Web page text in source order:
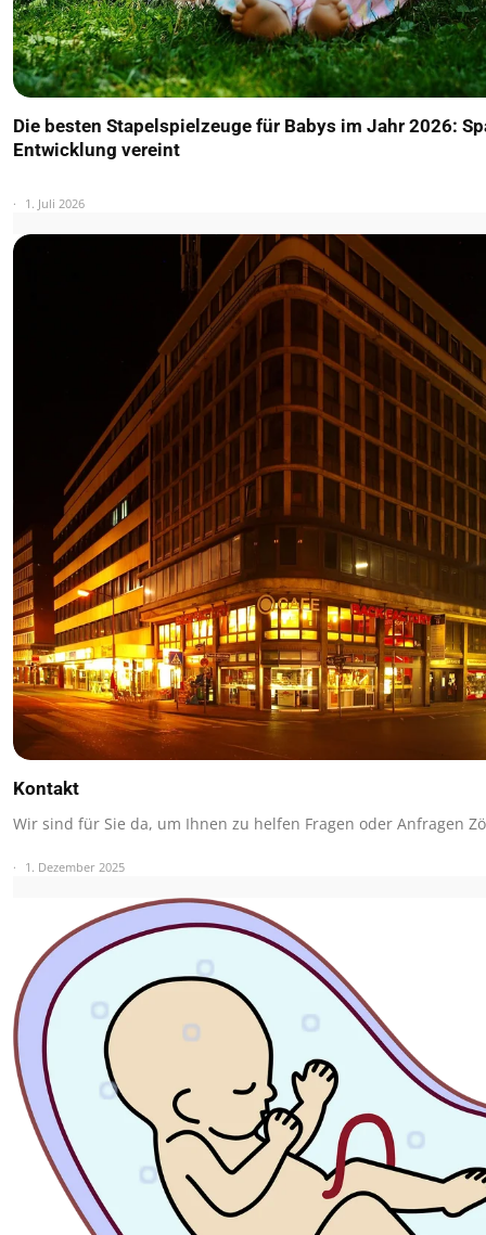
Die besten Stapelspielzeuge für Babys im Jahr 2026:
Entwicklung vereint
1. Juli 2026
Kontakt
Wir sind für Sie da, um Ihnen zu helfen Fragen oder Anfragen
1. Dezember 2025